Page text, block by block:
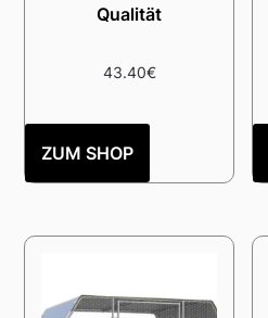
Qualität
43.40€
ZUM SHOP